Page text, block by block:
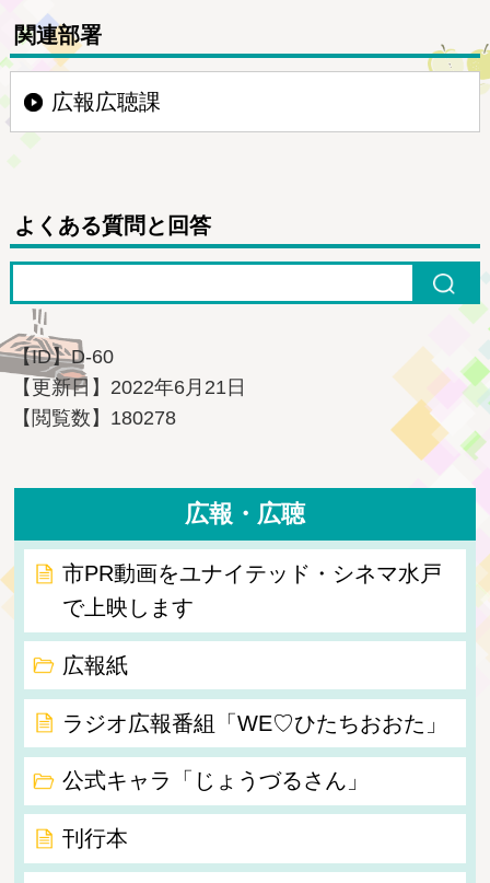
関連部署
広報広聴課
よくある質問と回答
【ID】D-60
【更新日】 2022年6月21日
【閲覧数】 180278
広報・広聴
市PR動画をユナイテッド・シネマ水戸
で上映します
広報紙
ラジオ広報番組「WE♡ひたちおおた」
公式キャラ「じょうづるさん」
刊行本